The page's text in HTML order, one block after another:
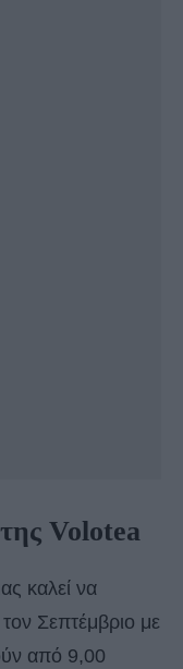
Volotea
καλεί να
τον Σεπτέμβριο με
από 9,00